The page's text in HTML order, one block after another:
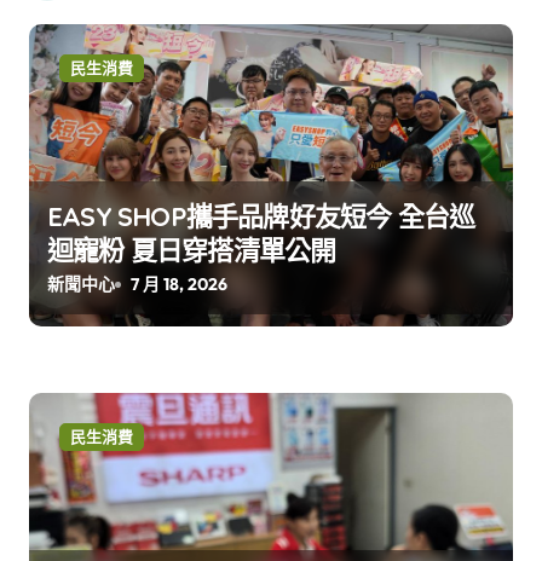
民生消費
EASY SHOP攜手品牌好友短今 全台巡
迴寵粉 夏日穿搭清單公開
新聞中心 7 月 18, 2026
民生消費